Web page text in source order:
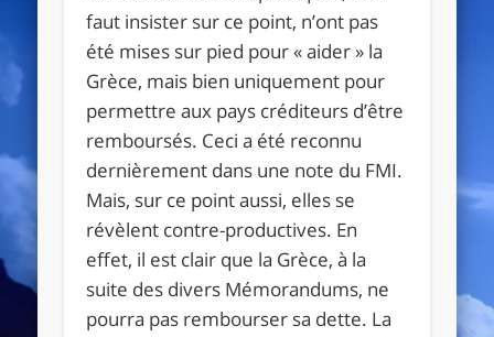
faut insister sur ce point, n’ont pas
été mises sur pied pour « aider » la
Grèce, mais bien uniquement pour
permettre aux pays créditeurs d’être
remboursés. Ceci a été reconnu
dernièrement dans une note du FMI.
Mais, sur ce point aussi, elles se
révèlent contre-productives. En
effet, il est clair que la Grèce, à la
suite des divers Mémorandums, ne
pourra pas rembourser sa dette. La